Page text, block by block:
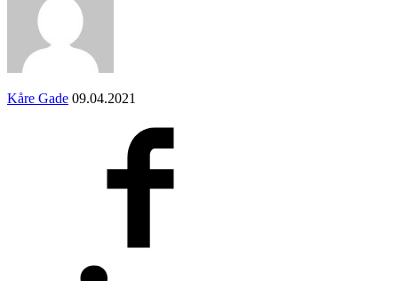
Kåre Gade 09.04.2021